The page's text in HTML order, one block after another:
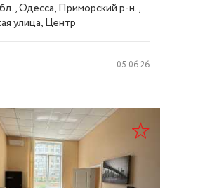
Одесса, Приморский р-н.,
улица, Центр
05.06.26